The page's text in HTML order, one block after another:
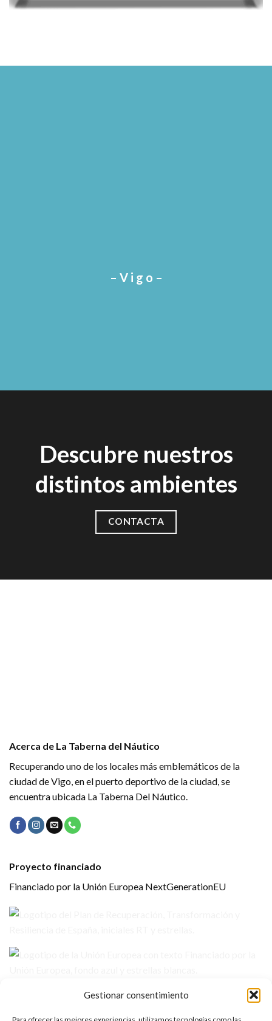
Gestionar consentimiento
– V i g o –
Descubre nuestros
distintos ambientes
CONTACTA
Acerca de La Taberna del Náutico
Recuperando uno de los locales más emblemáticos de la
ciudad de Vigo, en el puerto deportivo de la ciudad, se
encuentra ubicada La Taberna Del Náutico.
Proyecto financiado
Financiado por la Unión Europea NextGenerationEU